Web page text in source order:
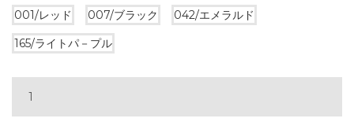
001/レッド 007/ブラック
042/エメラルド
165/ライトパ－プル